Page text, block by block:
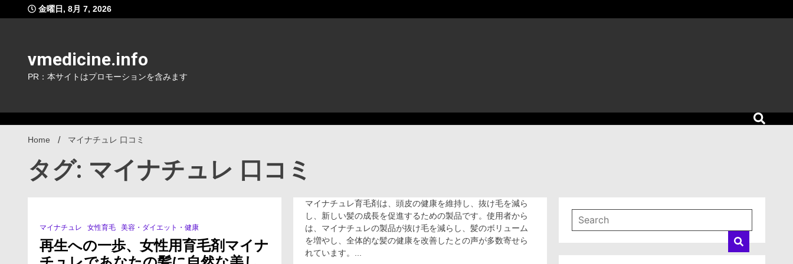
to
金曜日, 8月 7, 2026
vmedicine.info
PR：本サイトはプロモーションを含みます
Home マイナチュレ 口コミ
タグ: マイナチュレ 口コミ
0 Minutes
マイナチュレ 女性育毛 美容・ダイエット・健康
再生への一歩、女性用育毛剤マイナ
再
生
の
一
マイナチュレ育毛剤は、頭皮の健康を維持し、抜け毛を減ら
し、新しい髪の成長を促進するための製品です。使用者から
は、マイナチュレの製品が抜け毛を減らし、髪のボリューム
を増やし、全体的な髪の健康を改善したとの声が多数寄せら
れています。...